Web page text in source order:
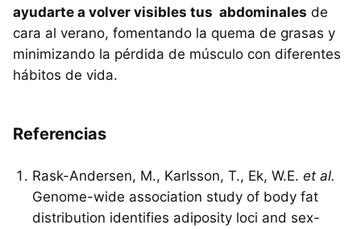
ayudarte a volver visibles tus abdominales de
cara al verano, fomentando la quema de grasas y
minimizando la pérdida de músculo con diferentes
hábitos de vida.
Referencias
Rask-Andersen, M., Karlsson, T., Ek, W.E. et al.
Genome-wide association study of body fat
distribution identifies adiposity loci and sex-